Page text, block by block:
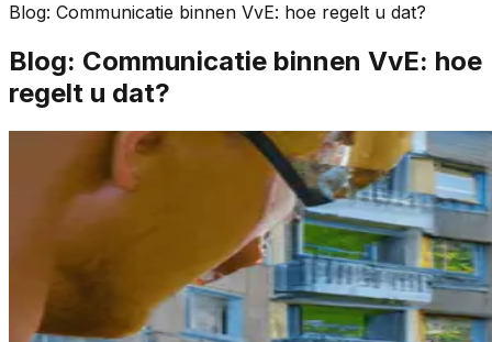
Blog: Communicatie binnen VvE: hoe regelt u dat?
Blog: Communicatie binnen VvE: hoe
regelt u dat?